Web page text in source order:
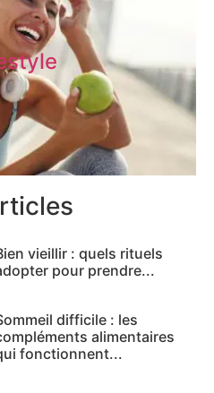
vieillir : quels rituels
pour prendre...
difficile : les
alimentaires
fonctionnent...